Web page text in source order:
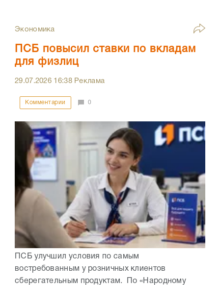
Экономика
ПСБ повысил ставки по вкладам
для физлиц
29.07.2026 16:38Реклама
Комментарии 0
ПСБ улучшил условия по самым
востребованным у розничных клиентов
сберегательным продуктам. По «Народному